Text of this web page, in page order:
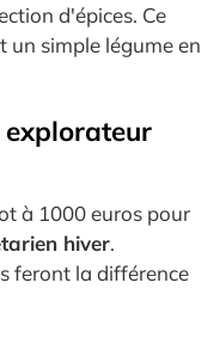
d'épices. Ce
un simple légume en
explorateur
à 1000 euros pour
hiver.
feront la différence